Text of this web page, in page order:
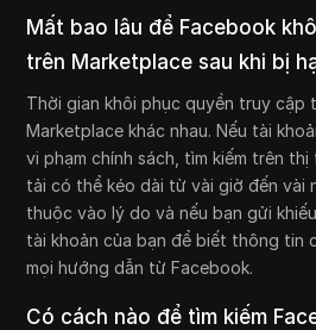
Mất bao lâu để Facebook
trên Marketplace sau khi bị
Thời gian khôi phục quyền truy cập
Marketplace khác nhau. Nếu tài
vi phạm chính sách, tìm kiếm trên
tải có thể kéo dài từ vài giờ đến vài
thuộc vào lý do và nếu bạn gửi
tài khoản của bạn để biết thông tin
mọi hướng dẫn từ Facebook.
Có cách nào để tìm kiếm